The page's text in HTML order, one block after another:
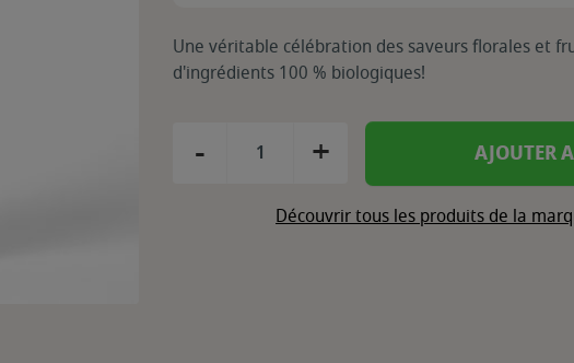
Une véritable célébration des saveurs florales et
d'ingrédients 100 % biologiques!
- + AJOUTER
Découvrir tous les produits de la